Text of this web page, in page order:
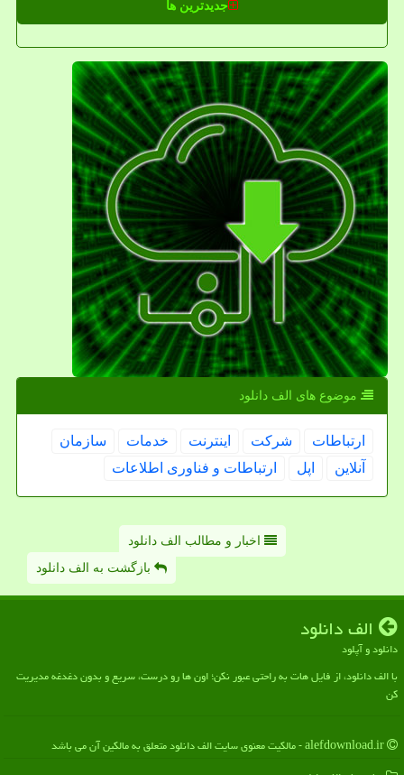
جدیدترین ها
موضوع های الف دانلود
ارتباطات شركت اینترنت خدمات
سازمان
آنلاین
اپل ارتباطات و فناوری اطلاعات
اخبار و مطالب الف دانلود
بازگشت به الف دانلود
الف دانلود
دانلود و آپلود
با الف دانلود، از فایل هات به راحتی عبور نکن؛ اون ها رو درست، سریع و بدون دغدغه مدیریت
کن